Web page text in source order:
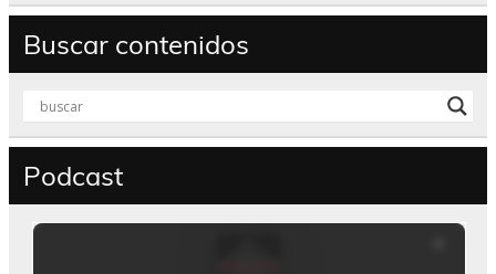
Buscar contenidos
Podcast